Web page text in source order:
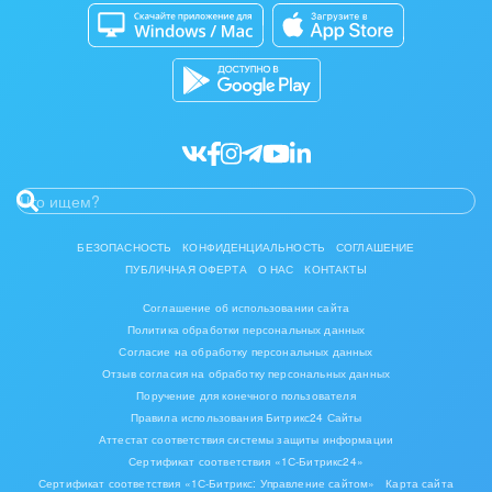
Кибербезопасность
Разработчикам приложений
БЕЗОПАСНОСТЬ КОНФИДЕНЦИАЛЬНОСТЬ
СОГЛАШЕНИЕ
ПУБЛИЧНАЯ ОФЕРТА
О НАС КОНТАКТЫ
Соглашение об использовании сайта
Политика обработки персональных данных
Согласие на обработку персональных данных
Отзыв согласия на обработку персональных данных
Поручение для конечного пользователя
Правила использования Битрикс24 Сайты
Аттестат соответствия системы защиты информации
Сертификат соответствия «1С-Битрикс24»
Сертификат соответствия «1С-Битрикс: Управление сайтом»
Карта сайта